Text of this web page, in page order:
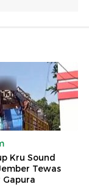
Kru Sound
Tewas